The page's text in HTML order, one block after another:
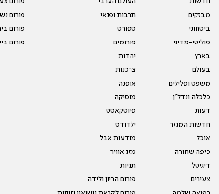
מבזקים
ביטחוני
פוליטי-מדיני
בארץ
בעולם
משפט ופלילים
כלכלה ונדל"ן
דעות
חדשות המגזר
אוכל
כיפה שחורה
דיגיטל
צעירים
תרבות ופנאי
ספורט
פורומים
יהדות
צרכנות
אופנה
מוסיקה
פיוטקאסט
ילדודס
מודעות אבל
מזג אוויר
תגיות
פורום הריון ולידה
פורום
פורום
פורום